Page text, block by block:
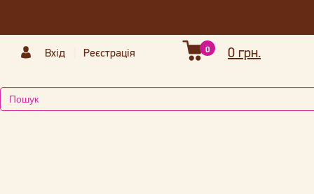
Вхід Реєстрація 0 грн.
0